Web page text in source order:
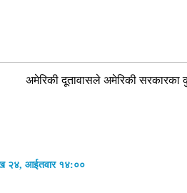
अमेरिकी दूतावासले अमेरिकी सरकारका
२४, आईतवार १४:००